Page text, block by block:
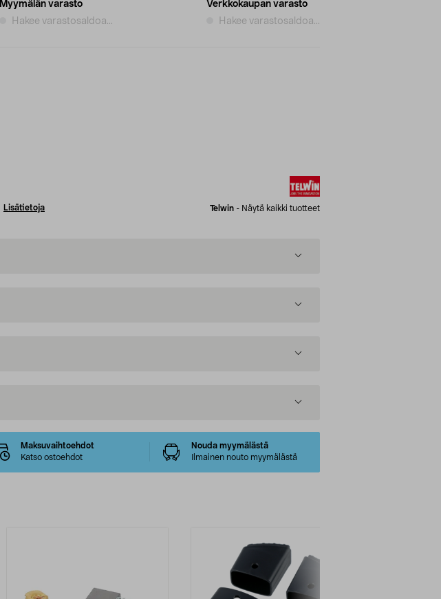
Myymälän varasto
Hakee varastosaldoa...
Verkkokaupan varasto
Hakee varastosaldoa...
Lisätietoja Telwin - Näytä kaikki tuotteet
Maksuvaihtoehdot
Katso ostoehdot
Nouda myymälästä
Ilmainen nouto myymälästä